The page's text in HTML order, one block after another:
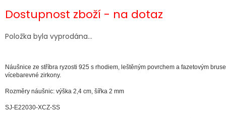
cena:
Dostupnost zboží - na dotaz
Položka byla vyprodána…
Náušnice ze stříbra ryzosti 925 s rhodiem, leštěným povrchem a fazetovým
vícebarevné zirkony.
Rozměry náušnic: výška 2,4 cm, šířka 2 mm
SJ-E22030-XCZ-SS